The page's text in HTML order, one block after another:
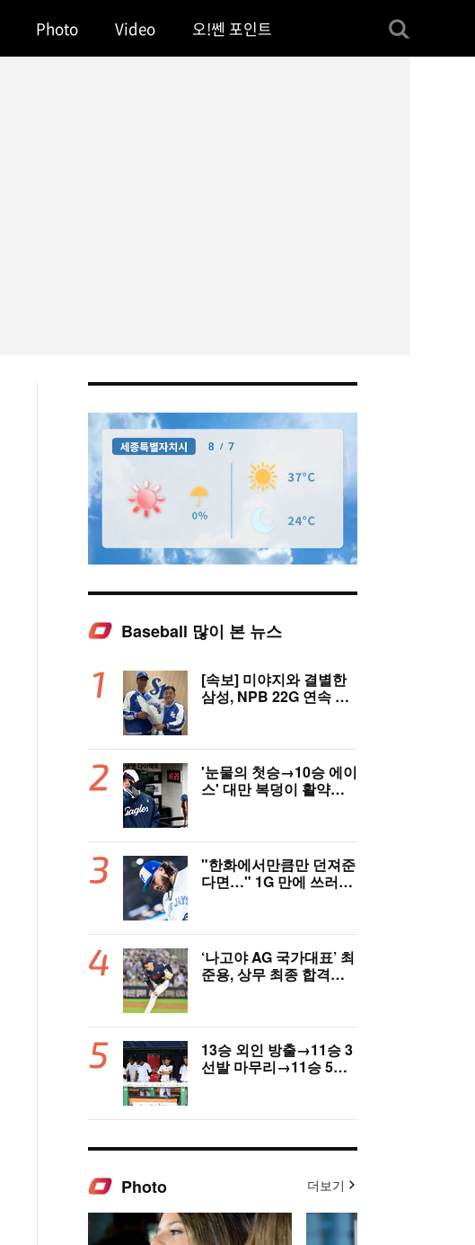
Photo Video 오!쎈 포인트
Baseball 많이 본 뉴스
[속보] 미야지와 결별한
삼성, NPB 22G 연속 무
'눈물의 첫승→10승 에이
스' 대만 복덩이 활약에
"한화에서만큼만 던져준
다면…" 1G 만에 쓰러진
‘나고야 AG 국가대표’ 최
준용, 상무 최종 합격…
13승 외인 방출→11승 3
선발 마무리→11승 5선
Photo 더보기